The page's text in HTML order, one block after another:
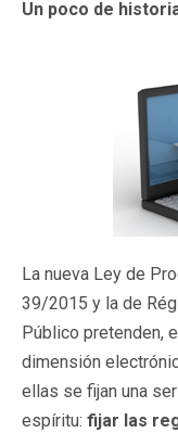
Un poco de
La nueva Ley de
39/2015 y la de
Público pretenden,
dimensión
ellas se fijan una
espíritu: fijar las